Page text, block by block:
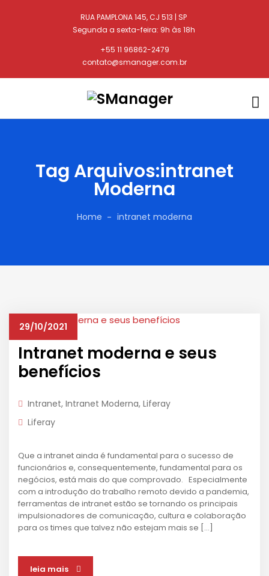
RUA PAMPLONA 145, CJ 513 | SP
Segunda a sexta-feira: 9h às 18h
+55 11 96862-2479
contato@smanager.com.br
Tag Arquivos:intranet
Moderna
Home intranet moderna
29/10/2021
Intranet moderna e seus
benefícios
Intranet, Intranet Moderna, Liferay
Liferay
Que a intranet ainda é fundamental para o sucesso de
funcionários e, consequentemente, fundamental para os
negócios, está mais do que comprovado. Especialmente
com a introdução do trabalho remoto devido a pandemia,
ferramentas de intranet estão se tornando os principais
impulsionadores de comunicação, cultura e colaboração
para os times que talvez não estejam mais se […]
leia mais